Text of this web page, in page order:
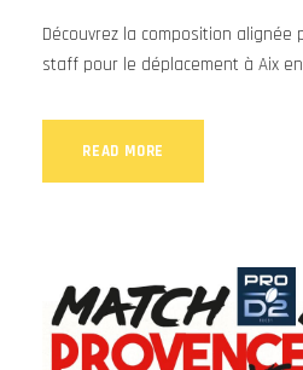
Découvrez la composition
staff pour le déplacement à Aix
READ MORE